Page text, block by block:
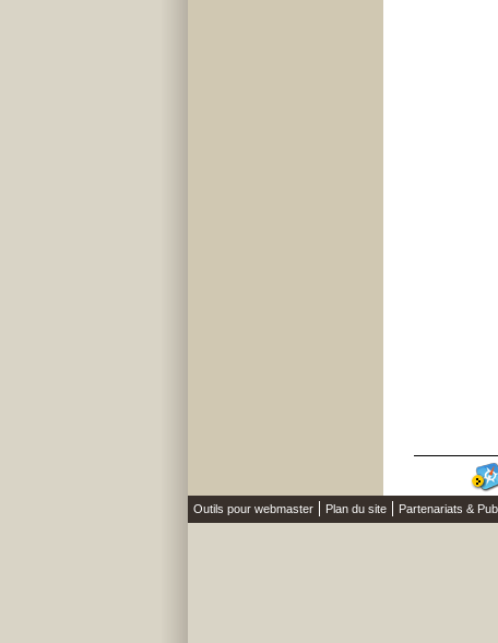
Outils pour webmaster Plan du site Partenariats &